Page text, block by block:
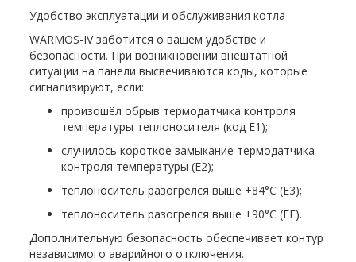
Удобство эксплуатации и обслуживания котла
WARMOS-IV заботится о вашем удобстве и
безопасности. При возникновении внештатной
ситуации на панели высвечиваются коды, которые
сигнализируют, если:
произошёл обрыв термодатчика контроля
температуры теплоносителя (код Е1);
случилось короткое замыкание термодатчика
контроля температуры (Е2);
теплоноситель разогрелся выше +84°C (Е3);
теплоноситель разогрелся выше +90°C (FF).
Дополнительную безопасность обеспечивает контур
независимого аварийного отключения.